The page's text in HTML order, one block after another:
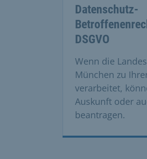
Datenschutz-
DSGVO
Wenn die
München zu
verarbeitet,
Auskunft oder
beantragen.